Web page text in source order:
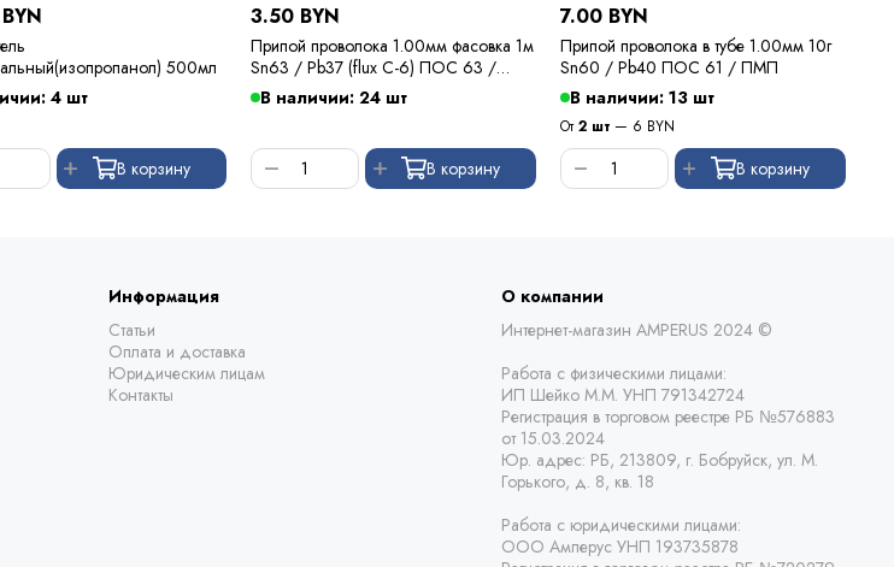
500мл
4 шт
В корзину
3.50 BYN
Припой проволока 1.00мм фасовка 1м
Sn63 / Pb37 (flux C-6) ПОС 63 /
Kewei
В наличии: 24 шт
В корзину
7.00 BYN
Припой проволока в тубе 1.00мм 10г
Sn60 / Pb40 ПОС 61 / ПМП
В наличии: 13 шт
От2 шт — 6 BYN
В корзину
Информация
Статьи
Оплата и доставка
Юридическим лицам
Контакты
О компании
Интернет-магазин AMPERUS 2024 ©
Работа с физическими лицами:
ИП Шейко М.М. УНП 791342724
Регистрация в торговом реестре РБ №576883
от 15.03.2024
Юр. адрес: РБ, 213809, г. Бобруйск, ул. М.
Горького, д. 8, кв. 18
Работа с юридическими лицами:
ООО Амперус УНП 193735878